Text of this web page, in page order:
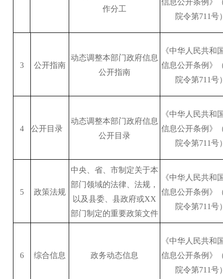
作分工
信息公开条例》
院令第711号
3 公开指南
动态调整本部门政府信息
公开指南
《中华人民共和
信息公开条例》
院令第711号
4 公开目录
动态调整本部门政府信息
公开目录
《中华人民共和
信息公开条例》
院令第711号
5 政策法规
中央、省、市制定关于本
部门领域的法律、法规，
以及县委、县政府或XX
部门制定的重要政策文件
《中华人民共和
信息公开条例》
院令第711号
6 综合信息 政务动态信息
《中华人民共和
信息公开条例》
院令第711号